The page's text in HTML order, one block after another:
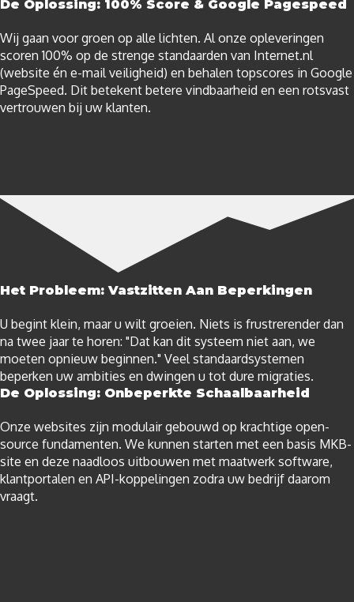
De Oplossing: 100% Score & Google Pagespeed
Wij gaan voor groen op alle lichten. Al onze opleveringen
scoren 100% op de strenge standaarden van Internet.nl
(website én e-mail veiligheid) en behalen topscores in Google
PageSpeed. Dit betekent betere vindbaarheid en een rotsvast
vertrouwen bij uw klanten.
Het Probleem: Vastzitten Aan Beperkingen
U begint klein, maar u wilt groeien. Niets is frustrerender dan
na twee jaar te horen: "Dat kan dit systeem niet aan, we
moeten opnieuw beginnen." Veel standaardsystemen
beperken uw ambities en dwingen u tot dure migraties.
De Oplossing: Onbeperkte Schaalbaarheid
Onze websites zijn modulair gebouwd op krachtige open-
source fundamenten. We kunnen starten met een basis MKB-
site en deze naadloos uitbouwen met maatwerk software,
klantportalen en API-koppelingen zodra uw bedrijf daarom
vraagt.